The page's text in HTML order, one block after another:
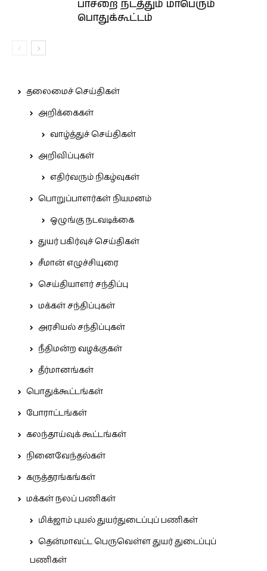
பாசறை நடத்தும் மாபெரும்
பொதுக்கூட்டம்
தலைமைச் செய்திகள்
அறிக்கைகள்
வாழ்த்துச் செய்திகள்
அறிவிப்புகள்
எதிர்வரும் நிகழ்வுகள்
பொறுப்பாளர்கள் நியமனம்
ஒழுங்கு நடவடிக்கை
துயர் பகிர்வுச் செய்திகள்
சீமான் எழுச்சியுரை
செய்தியாளர் சந்திப்பு
மக்கள் சந்திப்புகள்
அரசியல் சந்திப்புகள்
நீதிமன்ற வழக்குகள்
தீர்மானங்கள்
பொதுக்கூட்டங்கள்
போராட்டங்கள்
கலந்தாய்வுக் கூட்டங்கள்
நினைவேந்தல்கள்
கருத்தரங்கங்கள்
மக்கள் நலப் பணிகள்
மிக்ஜாம் புயல் துயர்துடைப்புப் பணிகள்
தென்மாவட்ட பெருவெள்ள துயர் துடைப்புப்
பணிகள்